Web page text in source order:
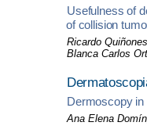
Usefulness of
of collision
Ricardo
Blanca Carlos
Dermoscopy
Ana Elena